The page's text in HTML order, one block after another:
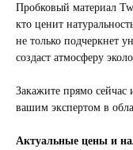
Пробковый материал
кто ценит
не только подчеркнет
создаст атмосферу
Закажите прямо
вашим экспертом в
Актуальные цены и